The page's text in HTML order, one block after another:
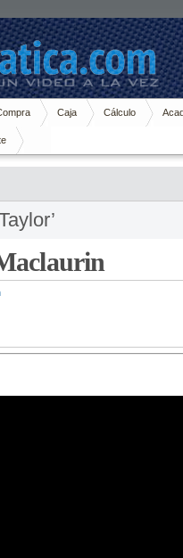
Caja Cálculo